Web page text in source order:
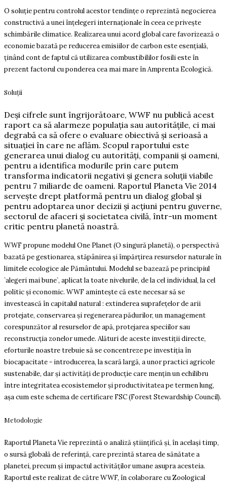
O soluție pentru controlul acestor tendințe o reprezintă negocierea
constructivă a unei înțelegeri internaționale în ceea ce privește
schimbările climatice. Realizarea unui acord global care favorizează o
economie bazată pe reducerea emisiilor de carbon este esențială,
ținând cont de faptul că utilizarea combustibililor fosili este în
prezent factorul cu ponderea cea mai mare în Amprenta Ecologică.
Soluții
Deşi cifrele sunt îngrijorătoare, WWF nu publică acest
raport ca să alarmeze populaţia sau autorităţile, ci mai
degrabă ca să ofere o evaluare obiectivă şi serioasă a
situaţiei în care ne aflăm. Scopul raportului este
generarea unui dialog cu autorităţi, companii şi oameni,
pentru a identifica modurile prin care putem
transforma indicatorii negativi şi genera soluţii viabile
pentru 7 miliarde de oameni. Raportul Planeta Vie 2014
servește drept platformă pentru un dialog global și
pentru adoptarea unor decizii și acțiuni pentru guverne,
sectorul de afaceri și societatea civilă, într-un moment
critic pentru planetă noastră.
WWF propune modelul One Planet (O singură planetă), o perspectivă
bazată pe gestionarea, stăpânirea şi împărţirea resurselor naturale în
limitele ecologice ale Pământului. Modelul se bazează pe principiul
`alegeri mai bune`, aplicat la toate nivelurile, de la cel individual, la cel
politic şi economic. WWF aminteşte că este necesar să se
investească în capitalul natural : extinderea suprafețelor de arii
protejate, conservarea și regenerarea pădurilor, un management
corespunzător al resurselor de apă, protejarea speciilor sau
reconstrucția zonelor umede. Alături de aceste investiții directe,
eforturile noastre trebuie să se concentreze pe investiția în
biocapacitate - introducerea, la scară largă, a unor practici agricole
sustenabile, dar și activități de producție care mențin un echilibru
între integritatea ecosistemelor și productivitatea pe termen lung,
așa cum este schema de certificare FSC (Forest Stewardship Council).
Metodologie
Raportul Planeta Vie reprezintă o analiză ştiinţifică şi, în acelaşi timp,
o sursă globală de referinţă, care prezintă starea de sănătate a
planetei, precum şi impactul activităţilor umane asupra acesteia.
Raportul este realizat de către WWF, în colaborare cu Zoological